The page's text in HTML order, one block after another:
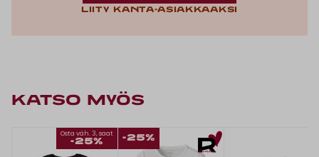
Liity kanta-asiakkaaksi
KATSO MYÖS
Osta väh. 3, saat
-25% -25%